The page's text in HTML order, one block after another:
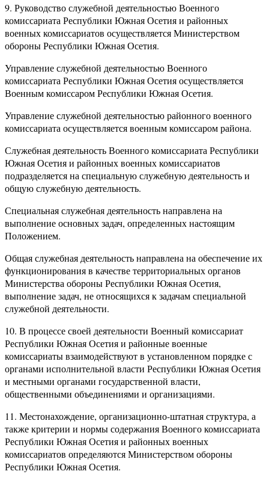
9. Руководство служебной деятельностью Военного
комиссариата Республики Южная Осетия и районных
военных комиссариатов осуществляется Министерством
обороны Республики Южная Осетия.
Управление служебной деятельностью Военного
комиссариата Республики Южная Осетия осуществляется
Военным комиссаром Республики Южная Осетия.
Управление служебной деятельностью районного военного
комиссариата осуществляется военным комиссаром района.
Служебная деятельность Военного комиссариата Республики
Южная Осетия и районных военных комиссариатов
подразделяется на специальную служебную деятельность и
общую служебную деятельность.
Специальная служебная деятельность направлена на
выполнение основных задач, определенных настоящим
Положением.
Общая служебная деятельность направлена на обеспечение их
функционирования в качестве территориальных органов
Министерства обороны Республики Южная Осетия,
выполнение задач, не относящихся к задачам специальной
служебной деятельности.
10. В процессе своей деятельности Военный комиссариат
Республики Южная Осетия и районные военные
комиссариаты взаимодействуют в установленном порядке с
органами исполнительной власти Республики Южная Осетия
и местными органами государственной власти,
общественными объединениями и организациями.
11. Местонахождение, организационно-штатная структура, а
также критерии и нормы содержания Военного комиссариата
Республики Южная Осетия и районных военных
комиссариатов определяются Министерством обороны
Республики Южная Осетия.